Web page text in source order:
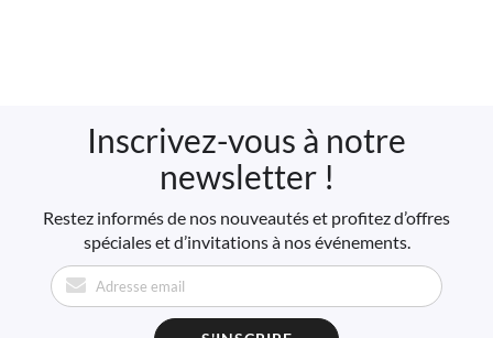
Inscrivez-vous à notre
newsletter !
Restez informés de nos nouveautés et profitez d’offres
spéciales et d’invitations à nos événements.